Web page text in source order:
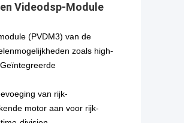
Videodsp-Module
(PVDM3) van de
zoals high-
van rijk-
motor aan voor rijk-